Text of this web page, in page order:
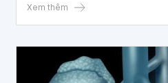
một lớp mật gì đó. Cho em hỏi
Xem thêm